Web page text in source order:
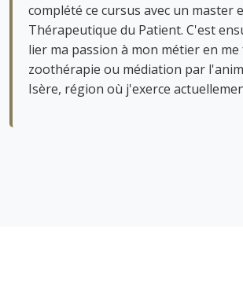
complété ce cursus avec un master
Thérapeutique du Patient. C'est
lier ma passion à mon métier en
zoothérapie ou médiation par
Isère, région où j'exerce